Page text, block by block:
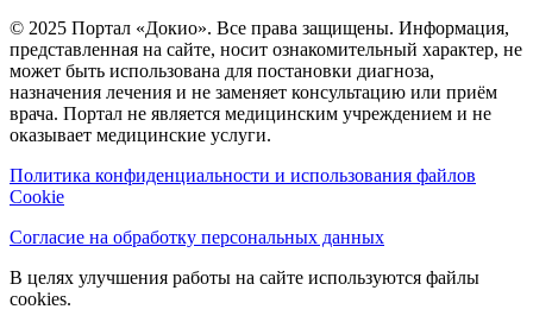
© 2025 Портал «Докио». Все права защищены. Информация,
представленная на сайте, носит ознакомительный характер, не
может быть использована для постановки диагноза,
назначения лечения и не заменяет консультацию или приём
врача. Портал не является медицинским учреждением и не
оказывает медицинские услуги.
Политика конфиденциальности и использования файлов
Cookie
Согласие на обработку персональных данных
В целях улучшения работы на сайте используются файлы
cookies.